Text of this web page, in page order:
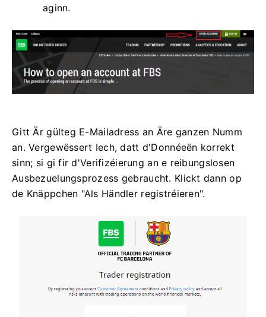
aginn.
Gitt Är gülteg E-Mailadress an Äre ganzen Numm
an. Vergewëssert Iech, datt d'Donnéeën korrekt
sinn; si gi fir d'Verifizéierung an e reibungslosen
Ausbezuelungsprozess gebraucht. Klickt dann op
de Knäppchen "Als Händler registréieren".